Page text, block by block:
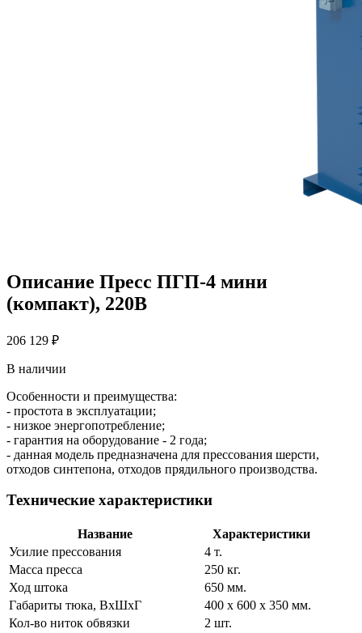
Описание Пресс ПГП-4 мини
(компакт), 220В
206 129 ₽
В наличии
Особенности и преимущества:
- простота в эксплуатации;
- низкое энергопотребление;
- гарантия на оборудование - 2 года;
- данная модель предназначена для прессования шерсти,
отходов синтепона, отходов прядильного производства.
Технические характеристики
Название
Характеристики
Усилие прессования
4 т.
Масса пресса
250 кг.
Ход штока
650 мм.
Габариты тюка, ВхШхГ
400 х 600 х 350 мм.
Кол-во ниток обвязки
2 шт.